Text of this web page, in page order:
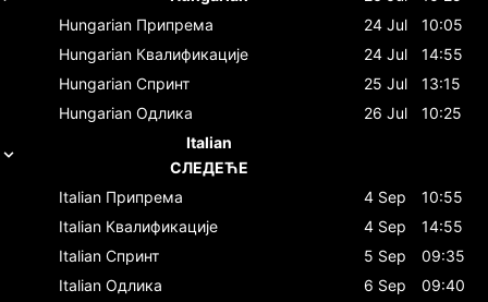
Hungarian Припрема 24 Jul
10:05
Hungarian Квалификације 24 Jul
14:55
Hungarian Спринт 25 Jul
13:15
Hungarian Одлика 26 Jul
10:25
Italian
СЛЕДЕЋЕ
Italian Припрема 4 Sep
10:55
Italian Квалификације 4 Sep
14:55
Italian Спринт 5 Sep
09:35
Italian Одлика 6 Sep
09:40